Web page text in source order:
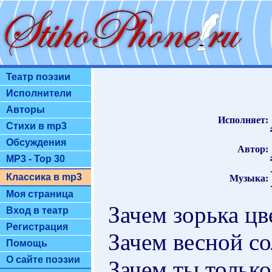
Театр поэзии
Исполнители
Авторы
Стихи в mp3
Обсуждения
MP3 - Top 30
Классика в mp3
Моя страница
Вход в театр
Регистрация
Помощь
О сайте поэзии
Исполняет:
Автор:
Музыка:
Зачем зорька
Зачем весной